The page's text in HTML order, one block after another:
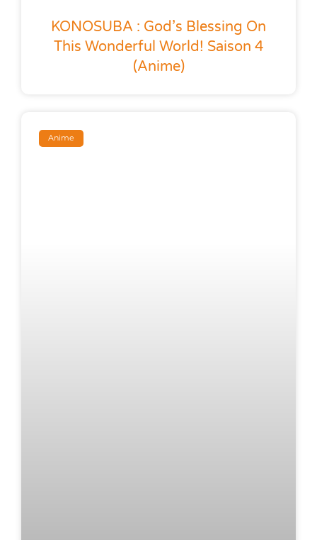
KONOSUBA : God’s Blessing On
This Wonderful World! Saison 4
(anime)
Anime